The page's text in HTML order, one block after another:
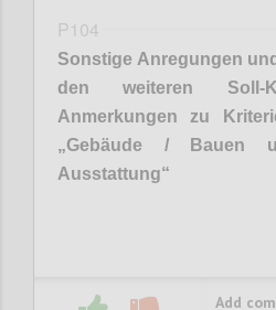
P104
Sonstige Anregungen
den weiteren Soll-
Anmerkungen zu
„Gebäude / Bauen
Ausstattung“
Add